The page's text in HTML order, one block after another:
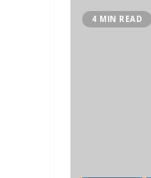
4 MIN READ